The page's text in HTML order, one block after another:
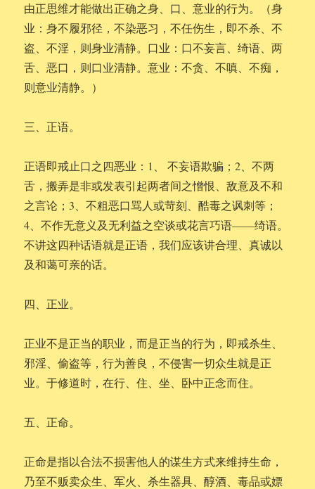
由正思维才能做出正确之身、口、意业的行为。（身
业：身不履邪径，不染恶习，不任伤生，即不杀、不
盗、不淫，则身业清静。口业：口不妄言、绮语、两
舌、恶口，则口业清静。意业：不贪、不嗔、不痴，
则意业清静。）
三、正语。
正语即戒止口之四恶业：1、 不妄语欺骗；2、不两
舌，搬弄是非或发表引起两者间之憎恨、敌意及不和
之言论；3、不粗恶口骂人或苛刻、酷毒之讽刺等；
4、不作无意义及无利益之空谈或花言巧语——绮语。
不讲这四种话语就是正语，我们应该讲合理、真诚以
及和蔼可亲的话。
四、正业。
正业不是正当的职业，而是正当的行为，即戒杀生、
邪淫、偷盗等，行为善良，不侵害一切众生就是正
业。于修道时，在行、住、坐、卧中正念而住。
五、正命。
正命是指以合法不损害他人的谋生方式来维持生命，
乃至不贩卖众生、军火、杀生器具、醇酒、毒品或嫖